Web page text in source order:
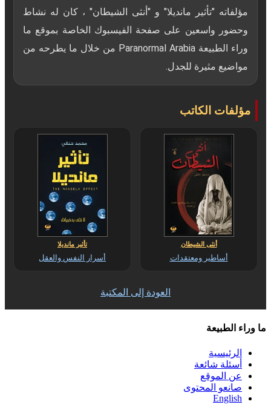
مؤلفاته "تأثير مانديلا" و "أنثى الشيطان" ، كان له نشاط
وحضور واسعين على صفحة الفيسبوك الخاصة بموقع ما
وراء الطبيعة Paranormal Arabia من خلال ما يطرحه من
مواضيع مثيرة للجدل.
مؤلفات الكاتب
أنثى الشيطان
أساطير ومعتقدات
تأثير مانديلا
أسرار النفس والعقل
العودة إلى المكتبة
ما وراء الطبيعة
الرئيسية
أسئلة شائعة
عن الموقع
صانعو المحتوى
English